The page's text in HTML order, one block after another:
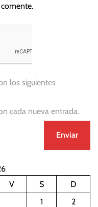
los siguientes
cada nueva entrada.
V S
D
1
2